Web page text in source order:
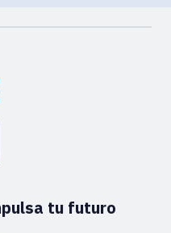
tu futuro